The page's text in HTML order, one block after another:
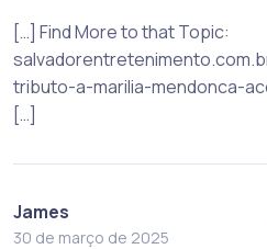
[…] Find More to that Topic:
tributo-a-marilia-mendonca-
[…]
James
30 de março de 2025